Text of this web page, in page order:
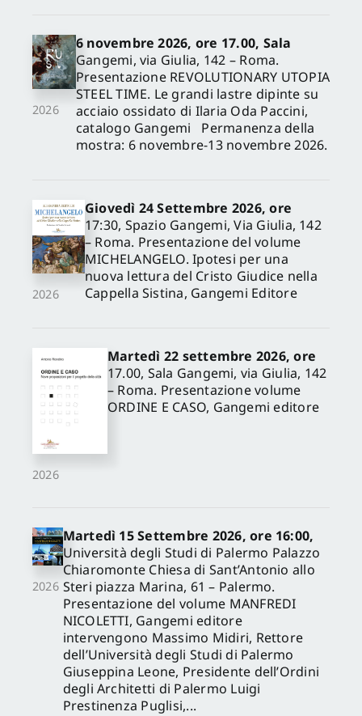
2026
6 novembre 2026, ore 17.00, Sala
Gangemi, via Giulia, 142 – Roma.
Presentazione REVOLUTIONARY UTOPIA
STEEL TIME. Le grandi lastre dipinte su
acciaio ossidato di Ilaria Oda Paccini,
catalogo Gangemi Permanenza della
mostra: 6 novembre-13 novembre 2026.
2026
Giovedì 24 Settembre 2026, ore
17:30, Spazio Gangemi, Via Giulia, 142
– Roma. Presentazione del volume
MICHELANGELO. Ipotesi per una
nuova lettura del Cristo Giudice nella
Cappella Sistina, Gangemi Editore
2026
Martedì 22 settembre 2026, ore
17.00, Sala Gangemi, via Giulia, 142
– Roma. Presentazione volume
ORDINE E CASO, Gangemi editore
2026
Martedì 15 Settembre 2026, ore 16:00,
Università degli Studi di Palermo Palazzo
Chiaromonte Chiesa di Sant’Antonio allo
Steri piazza Marina, 61 – Palermo.
Presentazione del volume MANFREDI
NICOLETTI, Gangemi editore
intervengono Massimo Midiri, Rettore
dell’Università degli Studi di Palermo
Giuseppina Leone, Presidente dell’Ordini
degli Architetti di Palermo Luigi
Prestinenza Puglisi,...